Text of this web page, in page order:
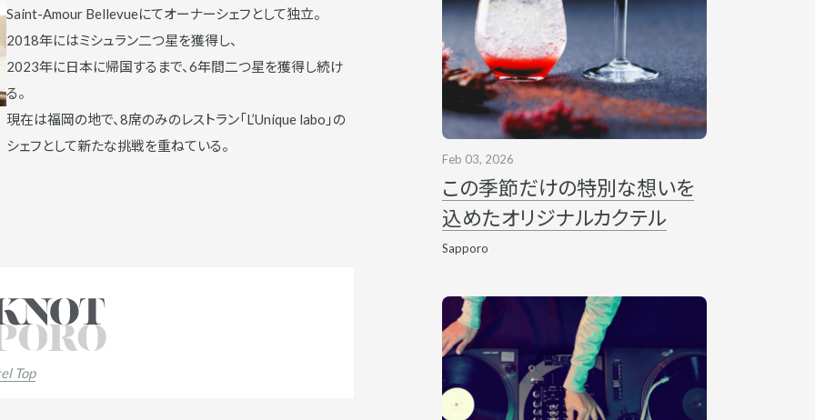
Saint-Amour Bellevueにてオーナーシェフとして独立。
2018年にはミシュラン二つ星を獲得し、
2023年に日本に帰国するまで、6年間二つ星を獲得し続け
る。
現在は福岡の地で、8席のみのレストラン「L’Unique labo」の
シェフとして新たな挑戦を重ねている。
Top
この季節だけの特別な想いを
込めたオリジナルカクテル
Feb 03, 2026
Sapporo